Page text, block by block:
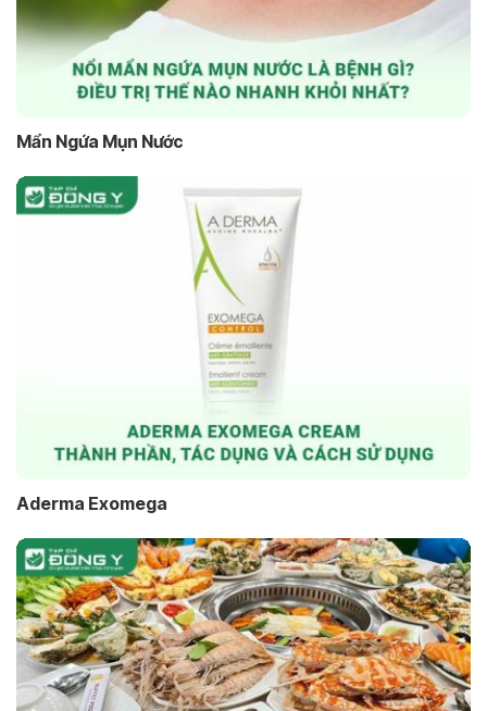
Mẩn Ngứa Mụn Nước
Aderma Exomega